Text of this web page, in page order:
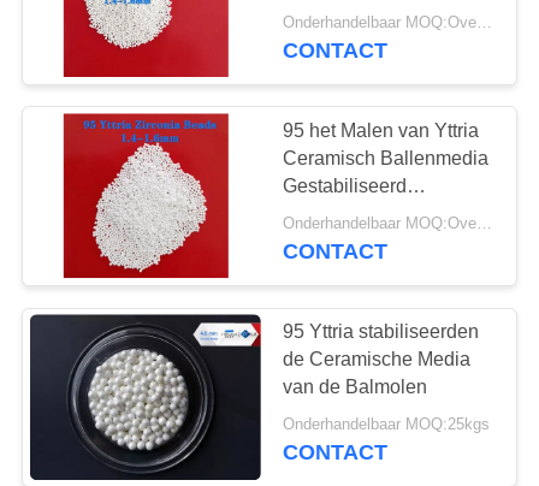
ONGEVEER
ONS
FABRIEKSREIS
KWALITEITSCONTROLE
CONTACTEER
ONS
NIEUWS
Ceramische het
Vernietigen Media
170
Het ceramische
Schot Uithameren
34
Malende Media 1,4 -
1.6Mm voor het Malen
Onderhandelbaar MOQ:Overeen te komen
CONTACT
95 het Malen van Yttria
Ceramisch Ballenmedia
Gestabiliseerd
Zirconiumdioxyde 1,2 -
1.4mm
Onderhandelbaar MOQ:Overeen te komen
CONTACT
95 Yttria stabiliseerden
de Ceramische Media
van de Balmolen
Onderhandelbaar MOQ:25kgs
CONTACT